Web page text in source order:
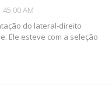
AM
do lateral-direito
Ele esteve com a seleção